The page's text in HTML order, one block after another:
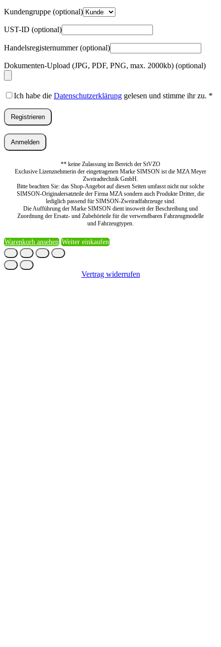
Kundengruppe (optional)
UST-ID (optional)
Handelsregisternummer(optional)
Dokumenten-Upload (JPG, PDF, PNG, max. 2000kb) (optional)
Ich habe die Datenschutzerklärung gelesen und stimme ihr zu. *
Registrieren
Anmelden
** keine Zulassung im Bereich der StVZO
Exclusive Lizenznehmerin der eingetragenen Marke SIMSON ist die MZA Meyer
Zweiradtechnik GmbH.
Bitte beachten Sie: das Shop-Angebot auf diesen Seiten umfasst nicht nur solche
SIMSON-Originalersatzteile der Firma MZA sondern auch Produkte Dritter, die
lediglich passend für SIMSON-Zweiradfahrzeuge sind.
Die Aufführung der Marke SIMSON dient insoweit der Beschreibung und
Zuordnung der Ersatz- und Zubehörteile für die verwendbaren Fahrzeugmodelle
und Fahrzeugtypen.
Warenkorb ansehen Weiter einkaufen
Vertrag widerrufen